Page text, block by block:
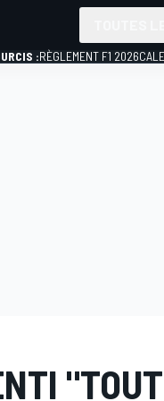
:RÈGLEMENT F1 2026